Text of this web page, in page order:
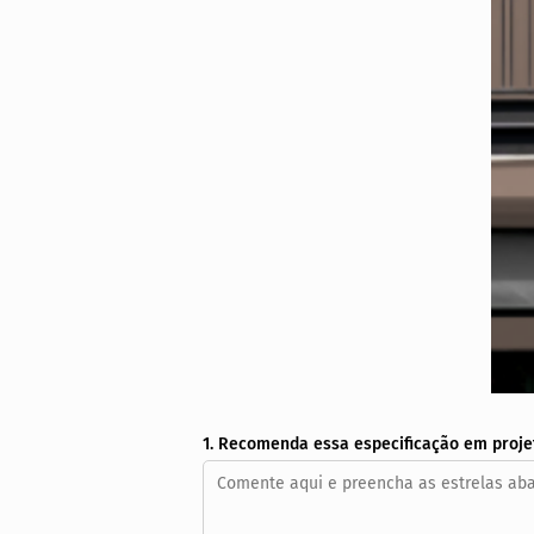
1. Recomenda essa especificação em